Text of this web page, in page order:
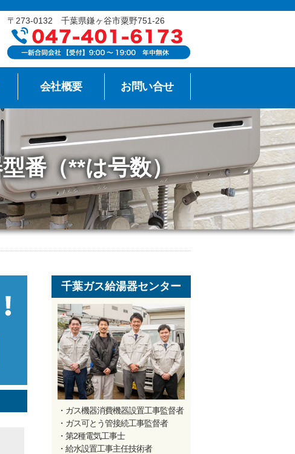
〒273-0132 千葉県鎌ヶ谷市粟野751-26
会社概要 お問い合せ
番（**は号数）
千葉ガス給湯器センター
・ガス機器消費機器設置工事監督者
・ガス可とう管接続工事監督者
・第2種電気工事士
・給水設置工事主任技術者